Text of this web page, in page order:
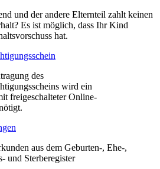
und der andere Elternteil zahlt keinen
Es ist möglich, dass Ihr Kind
hat.
des
wird ein
freigeschalteter Online-
aus dem Geburten-, Ehe-,
und Sterberegister